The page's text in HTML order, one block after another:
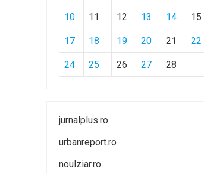
10 11 12 13 14 15
17 18 19 20 21 22
24 25 26 27 28
jurnalplus.ro
urbanreport.ro
noulziar.ro